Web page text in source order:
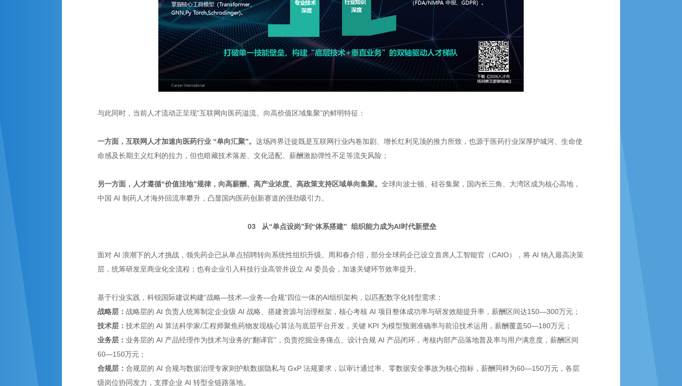
与此同时，当前人才流动正呈现“互联网向医药溢流、向高价值区域集聚”的鲜明特征：
一方面，互联网人才加速向医药行业 “单向汇聚”。 这场跨界迁徙既是互联网行业内卷加剧、增长红利见顶的推力所致，也源于医药行业深厚护城河、生命使
命感及长期主义红利的拉力，但也暗藏技术落差、文化适配、薪酬激励弹性不足等流失风险；
另一方面，人才遵循“价值洼地”规律，向高薪酬、高产业浓度、高政策支持区域单向集聚。 全球向波士顿、硅谷集聚，国内长三角、大湾区成为核心高地，
中国 AI 制药人才海外回流率攀升，凸显国内医药创新赛道的强劲吸引力。
03 从“单点设岗”到“体系搭建” 组织能力成为AI时代新壁垒
面对 AI 浪潮下的人才挑战，领先药企已从单点招聘转向系统性组织升级。周和春介绍，部分全球药企已设立首席人工智能官（CAIO），将 AI 纳入最高决策
层，统筹研发至商业化全流程；也有企业引入科技行业高管并设立 AI 委员会，加速关键环节效率提升。
基于行业实践，科锐国际建议构建“战略—技术—业务—合规”四位一体的AI组织架构，以匹配数字化转型需求：
战略层： 战略层的 AI 负责人统筹制定企业级 AI 战略、搭建资源与治理框架，核心考核 AI 项目整体成功率与研发效能提升率，薪酬区间达150—300万元；
技术层： 技术层的 AI 算法科学家/工程师聚焦药物发现核心算法与底层平台开发，关键 KPI 为模型预测准确率与前沿技术运用，薪酬覆盖50—180万元；
业务层： 业务层的 AI 产品经理作为技术与业务的“翻译官”，负责挖掘业务痛点、设计合规 AI 产品闭环，考核内部产品落地普及率与用户满意度，薪酬区间
60—150万元；
合规层： 合规层的 AI 合规与数据治理专家则护航数据隐私与 GxP 法规要求，以审计通过率、零数据安全事故为核心指标，薪酬同样为60—150万元，各层
级岗位协同发力，支撑企业 AI 转型全链路落地。